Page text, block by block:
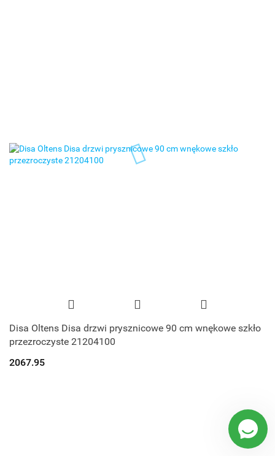
Disa Oltens Disa drzwi prysznicowe 90 cm wnękowe szkło
przezroczyste 21204100
2067.95